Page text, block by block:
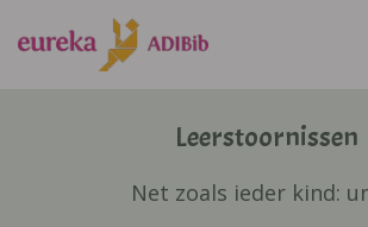
Leerstoornissen
Net zoals ieder kind: